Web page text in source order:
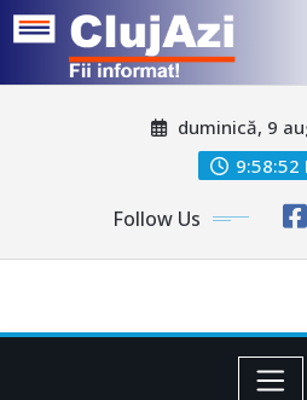
duminică, 9
9:58:55
Follow Us